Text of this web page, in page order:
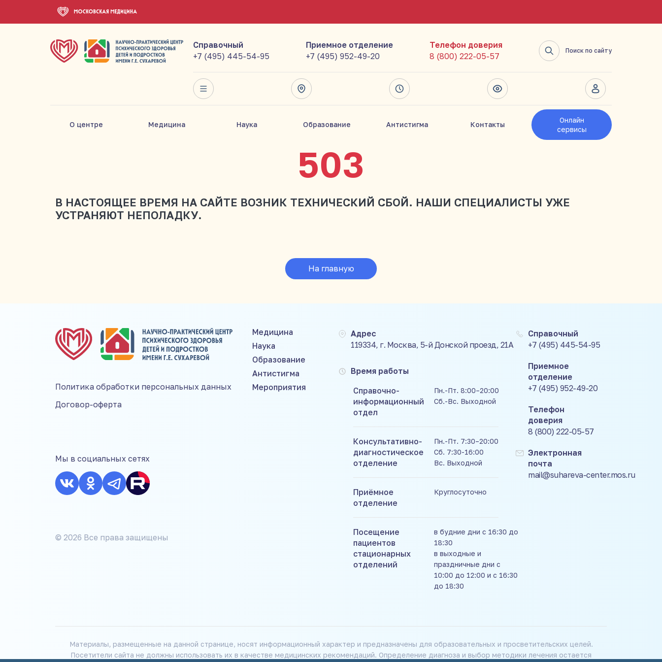
Справочный
+7 (495) 445-54-95
Приемное отделение
+7 (495) 952-49-20
Телефон доверия
8 (800) 222-05-57
Поиск по сайту
О центре Медицина Наука Образование Антистигма Контакты
Онлайн
сервисы
503
В НАСТОЯЩЕЕ ВРЕМЯ НА САЙТЕ ВОЗНИК ТЕХНИЧЕСКИЙ СБОЙ. НАШИ СПЕЦИАЛИСТЫ УЖЕ
УСТРАНЯЮТ НЕПОЛАДКУ.
На главную
Политика обработки персональных данных
Договор-оферта
Мы в социальных сетях
© 2026 Все права защищены
Медицина
Наука
Образование
Антистигма
Мероприятия
Адрес
119334, г. Москва, 5-й Донской проезд, 21А
Время работы
Справочно-
информационный
отдел
Пн.-Пт. 8:00–20:00
Сб.-Вс. Выходной
Консультативно-
диагностическое
отделение
Пн.-Пт. 7:30–20:00
Сб. 7:30-16:00
Вс. Выходной
Приёмное
отделение
Круглосуточно
Посещение
пациентов
стационарных
отделений
в будние дни с 16:30 до
18:30
в выходные и
праздничные дни с
10:00 до 12:00 и с 16:30
до 18:30
Справочный
+7 (495) 445-54-95
Приемное
отделение
+7 (495) 952-49-20
Телефон
доверия
8 (800) 222-05-57
Электронная
почта
mail@suhareva-center.mos.ru
Материалы, размещенные на данной странице, носят информационный характер и предназначены для образовательных и просветительских целей.
Посетители сайта не должны использовать их в качестве медицинских рекомендаций. Определение диагноза и выбор методики лечения остается